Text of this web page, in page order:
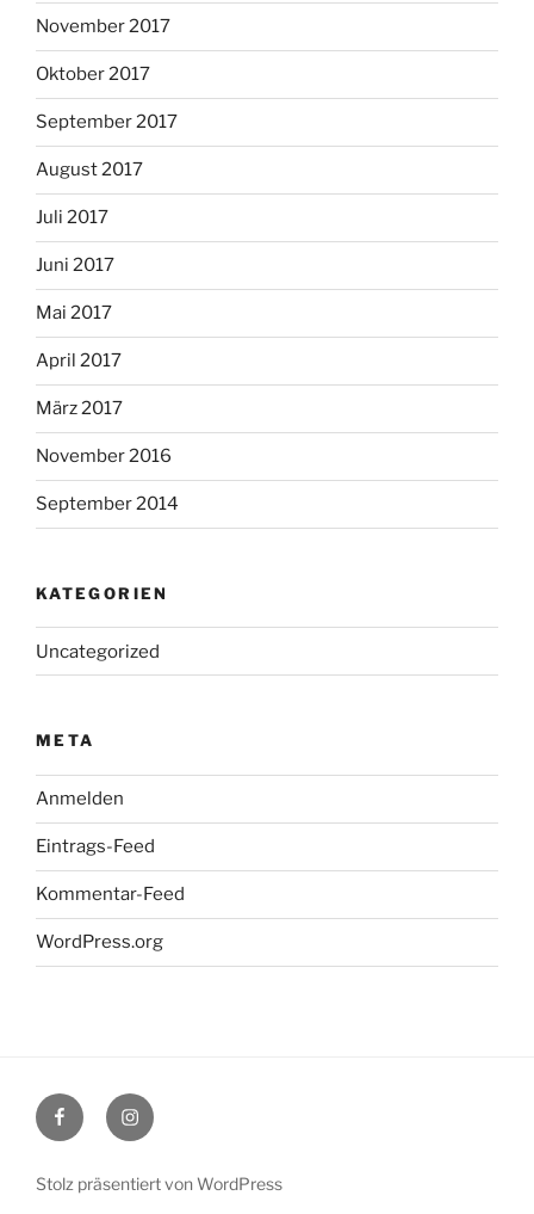
November 2017
Oktober 2017
September 2017
August 2017
Juli 2017
Juni 2017
Mai 2017
April 2017
März 2017
November 2016
September 2014
KATEGORIEN
Uncategorized
META
Anmelden
Eintrags-Feed
Kommentar-Feed
WordPress.org
FacebookInstagram
Stolz präsentiert von WordPress